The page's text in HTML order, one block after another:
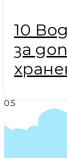
10
за